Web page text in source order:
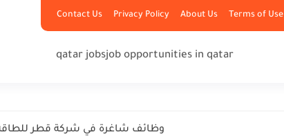
Contact Us Privacy Policy About Us Terms of Use
qatar jobsjob opportunities in qatar
وظائف شاغرة في شركة قطر